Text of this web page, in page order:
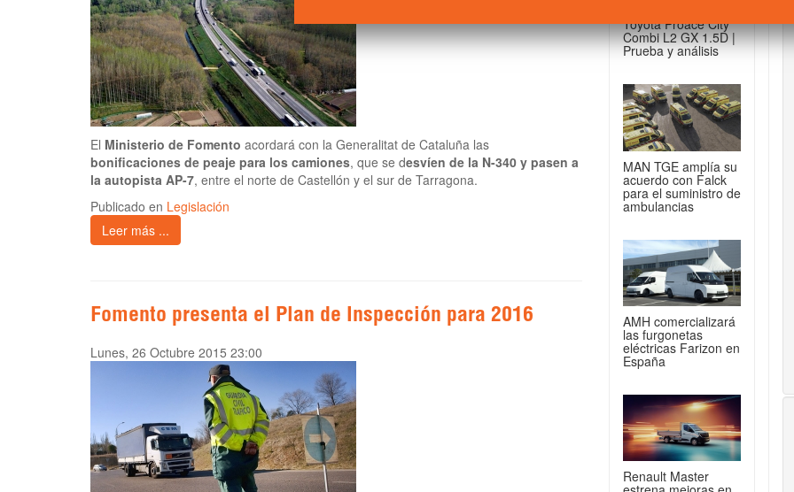
El Ministerio de Fomento acordará con la Generalitat de Cataluña las
bonificaciones de peaje para los camiones, que se desvíen de la N-340 y pasen a
la autopista AP-7, entre el norte de Castellón y el sur de Tarragona.
Publicado en Legislación
Leer más ...
Fomento presenta el Plan de Inspección para 2016
Lunes, 26 Octubre 2015 23:00
Toyota Proace City
Combi L2 GX 1.5D |
Prueba y análisis
MAN TGE amplía su
acuerdo con Falck
para el suministro de
ambulancias
AMH comercializará
las furgonetas
eléctricas Farizon en
España
Renault Master